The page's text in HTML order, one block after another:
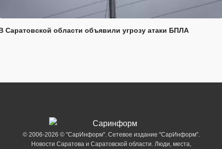
Саратовской области объявили угрозу атаки БПЛА
© 2006-2026 © "СарИнформ". Сетевое издание "СарИнформ".
Новости Саратова и Саратовской области. Люди, места,